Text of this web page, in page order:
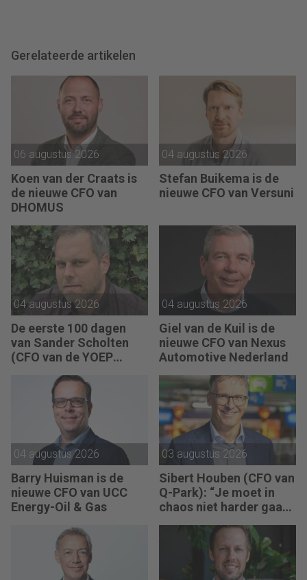
Gerelateerde artikelen
06 augustus 2026
Koen van der Craats is
de nieuwe CFO van
DHOMUS
04 augustus 2026
Stefan Buikema is de
nieuwe CFO van Versuni
04 augustus 2026
De eerste 100 dagen
van Sander Scholten
(CFO van de YOEP
sturing werkt pas echt
als mensen begrijpen
waarom keuzes nodig
04 augustus 2026
Giel van de Kuil is de
nieuwe CFO van Nexus
Automotive Nederland
04 augustus 2026
Barry Huisman is de
nieuwe CFO van UCC
Energy-Oil & Gas
03 augustus 2026
Sibert Houben (CFO van
Q-Park): “Je moet in
chaos niet harder gaan
naar de fundamenten.”